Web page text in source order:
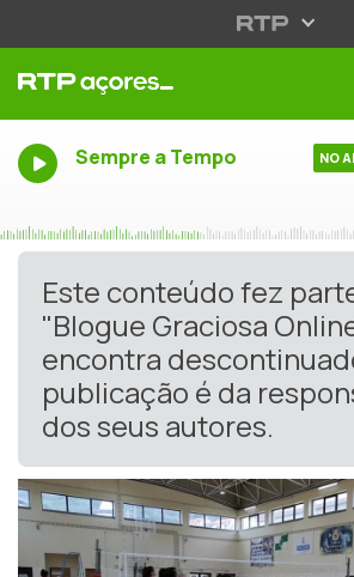
Sempre a Tempo NO
Este conteúdo fez
"Blogue Graciosa
encontra
publicação é da
dos seus autores.